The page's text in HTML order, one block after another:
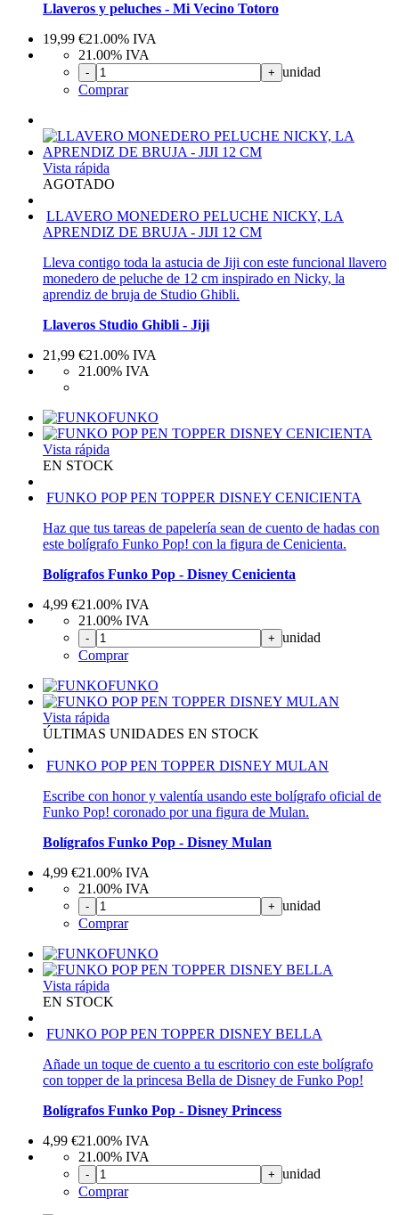
Llaveros y peluches - Mi Vecino Totoro
19,99 €21.00% IVA
21.00% IVA
- + unidad
Comprar
Vista rápida
AGOTADO
LLAVERO MONEDERO PELUCHE NICKY, LA
APRENDIZ DE BRUJA - JIJI 12 CM
Lleva contigo toda la astucia de Jiji con este funcional llavero
monedero de peluche de 12 cm inspirado en Nicky, la
aprendiz de bruja de Studio Ghibli.
Llaveros Studio Ghibli - Jiji
21,99 €21.00% IVA
21.00% IVA
FUNKO
Vista rápida
EN STOCK
FUNKO POP PEN TOPPER DISNEY CENICIENTA
Haz que tus tareas de papelería sean de cuento de hadas con
este bolígrafo Funko Pop! con la figura de Cenicienta.
Bolígrafos Funko Pop - Disney Cenicienta
4,99 €21.00% IVA
21.00% IVA
- + unidad
Comprar
FUNKO
Vista rápida
ÚLTIMAS UNIDADES EN STOCK
FUNKO POP PEN TOPPER DISNEY MULAN
Escribe con honor y valentía usando este bolígrafo oficial de
Funko Pop! coronado por una figura de Mulan.
Bolígrafos Funko Pop - Disney Mulan
4,99 €21.00% IVA
21.00% IVA
- + unidad
Comprar
FUNKO
Vista rápida
EN STOCK
FUNKO POP PEN TOPPER DISNEY BELLA
Añade un toque de cuento a tu escritorio con este bolígrafo
con topper de la princesa Bella de Disney de Funko Pop!
Bolígrafos Funko Pop - Disney Princess
4,99 €21.00% IVA
21.00% IVA
- + unidad
Comprar